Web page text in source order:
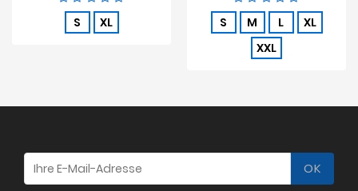
S XL S M L
XL
XXL